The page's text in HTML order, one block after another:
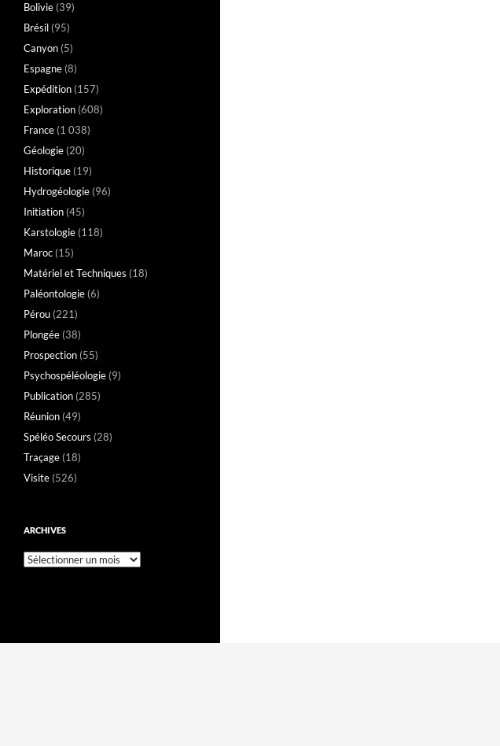
Bolivie (39)
Brésil (95)
Canyon (5)
Espagne (8)
Expédition (157)
Exploration (608)
France (1 038)
Géologie (20)
Historique (19)
Hydrogéologie (96)
Initiation (45)
Karstologie (118)
Maroc (15)
Matériel et Techniques (18)
Paléontologie (6)
Pérou (221)
Plongée (38)
Prospection (55)
Psychospéléologie (9)
Publication (285)
Réunion (49)
Spéléo Secours (28)
Traçage (18)
Visite (526)
ARCHIVES
Archives